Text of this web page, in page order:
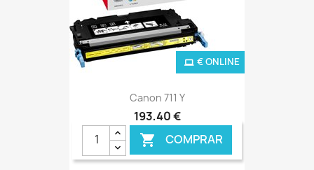
Canon 711 Y
193,40 €
 COMPRAR
€ ONLINE